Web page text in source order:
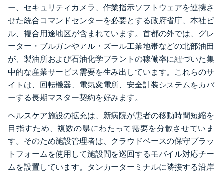
ー、セキュリティカメラ、作業指示ソフトウェアを連携さ
せた統合コマンドセンターを必要とする政府省庁、本社ビ
ル、複合用途地区が含まれています。首都の外では、グレ
ーター・ブルガンやアル・ズール工業地帯などの北部油田
が、製油所および石油化学プラントの稼働率に紐づいた集
中的な産業サービス需要を生み出しています。これらのサ
イトは、回転機器、電気変電所、安全計装システムをカバ
ーする長期マスター契約を好みます。
ヘルスケア施設の拡充は、新病院が患者の移動時間短縮を
目指すため、複数の県にわたって需要を分散させていま
す。そのため施設管理者は、クラウドベースの保守プラッ
トフォームを使用して施設間を巡回するモバイル対応チー
ムを設置しています。タンカーターミナルに隣接する沿岸